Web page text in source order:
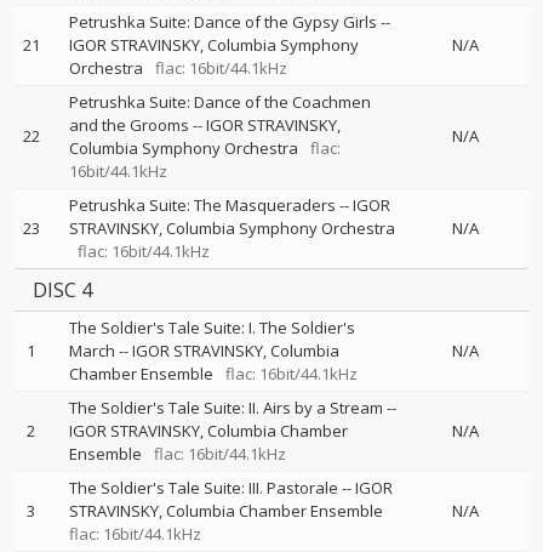
21
Petrushka Suite: Dance of the Gypsy Girls --
IGOR STRAVINSKY Columbia Symphony
Orchestra
flac: 16bit/44.1kHz
N/A
22
Petrushka Suite: Dance of the Coachmen
and the Grooms --IGOR STRAVINSKY
Columbia Symphony Orchestra
flac:
16bit/44.1kHz
N/A
23
Petrushka Suite: The Masqueraders --IGOR
STRAVINSKY Columbia Symphony Orchestra
flac: 16bit/44.1kHz
N/A
DISC 4
1
The Soldier's Tale Suite: I. The Soldier's
March --IGOR STRAVINSKY Columbia
Chamber Ensemble
flac: 16bit/44.1kHz
N/A
2
The Soldier's Tale Suite: II. Airs by a Stream --
IGOR STRAVINSKY Columbia Chamber
Ensemble
flac: 16bit/44.1kHz
N/A
3
The Soldier's Tale Suite: III. Pastorale --IGOR
STRAVINSKY Columbia Chamber Ensemble
flac: 16bit/44.1kHz
N/A